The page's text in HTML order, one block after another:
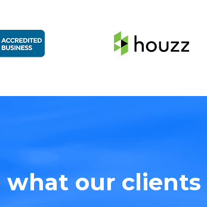
what our clients